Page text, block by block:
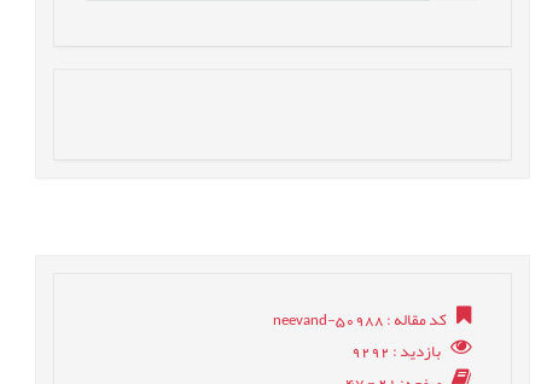
کد مقاله: neevand-50988
بازدید: 9292